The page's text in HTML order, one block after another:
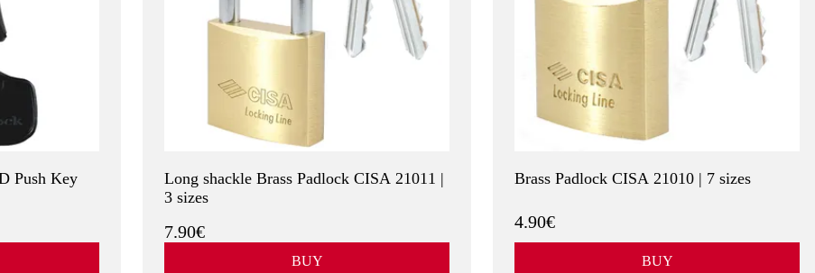
Push Key
Long shackle Brass Padlock CISA 21011 |
3 sizes
7.90€
BUY
Brass Padlock CISA 21010 | 7 sizes
4.90€
BUY